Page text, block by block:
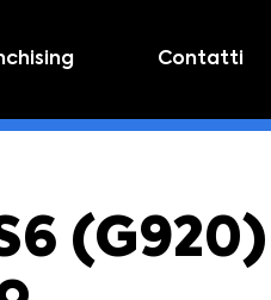
Contatti
(G920)